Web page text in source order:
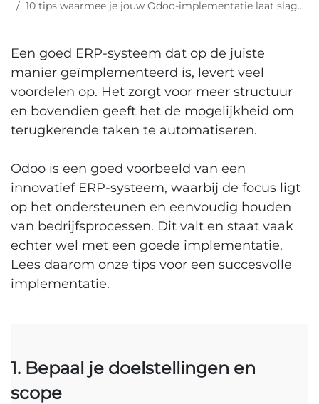
10 tips waarmee je jouw Odoo-implementatie laat slagen!
Een goed ERP-systeem dat op de juiste
manier geïmplementeerd is, levert veel
voordelen op. Het zorgt voor meer structuur
en bovendien geeft het de mogelijkheid om
terugkerende taken te automatiseren.
Odoo is een goed voorbeeld van een
innovatief ERP-systeem, waarbij de focus ligt
op het ondersteunen en eenvoudig houden
van bedrijfsprocessen. Dit valt en staat vaak
echter wel met een goede implementatie.
Lees daarom onze tips voor een succesvolle
implementatie.
1. Bepaal je doelstellingen en
scope